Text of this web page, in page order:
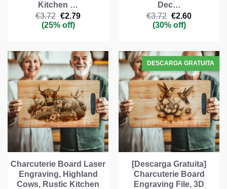
Kitchen …
€3.72 El
precio
original
€2.79El
(25% off)
Dec…
€3.72 El
precio
original
€2.60El
(30% off)
Charcuterie Board Laser
Engraving, Highland
Cows, Rustic Kitchen
[Descarga Gratuita]
Charcuterie Board
Engraving File, 3D